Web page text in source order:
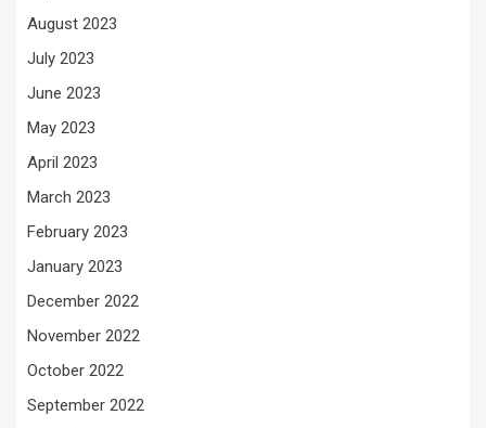
August 2023
July 2023
June 2023
May 2023
April 2023
March 2023
February 2023
January 2023
December 2022
November 2022
October 2022
September 2022